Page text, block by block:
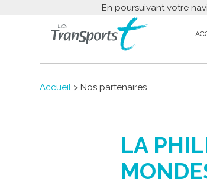
Accueil > Nos partenaires
LA
En poursuivant votre